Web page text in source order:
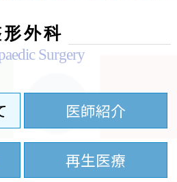
形外科
Surgery
医師紹介
再生医療